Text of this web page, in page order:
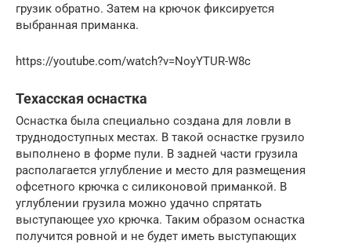
грузик обратно. Затем на крючок фиксируется
выбранная приманка.
https://youtube.com/watch?v=NoyYTUR-W8c
Техасская оснастка
Оснастка была специально создана для ловли в
труднодоступных местах. В такой оснастке грузило
выполнено в форме пули. В задней части грузила
располагается углубление и место для размещения
офсетного крючка с силиконовой приманкой. В
углублении грузила можно удачно спрятать
выступающее ухо крючка. Таким образом оснастка
получится ровной и не будет иметь выступающих